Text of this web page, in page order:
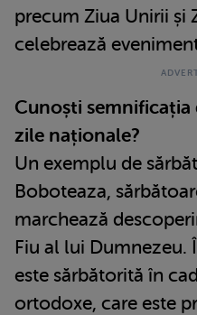
precum Ziua Unirii și
celebrează
Cunoști
zile naționale?
Un exemplu de
Boboteaza,
marchează
Fiu al lui Dumnezeu.
este sărbătorită în
ortodoxe, care este